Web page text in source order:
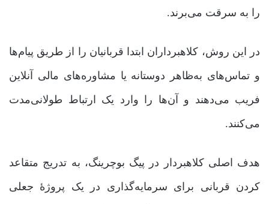
را به سرقت می‌برند.
در این روش، کلاهبرداران ابتدا قربانیان را از طریق پیام‌ها
و تماس‌های به‌ظاهر دوستانه یا مشاوره‌های مالی آنلاین
فریب می‌دهند و آن‌ها را وارد یک ارتباط طولانی‌مدت
می‌کنند.
هدف اصلی کلاهبردار در پیگ بوچرینگ، به تدریج متقاعد
کردن قربانی برای سرمایه‌گذاری در یک پروژۀ جعلی